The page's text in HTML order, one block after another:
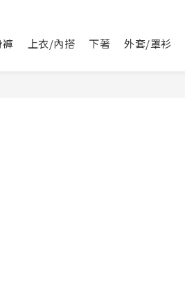
褲 上衣/內搭 下著 外套/罩衫